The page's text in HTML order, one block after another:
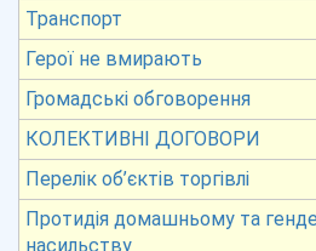
Транспорт
Герої не вмирають
Громадські обговорення
КОЛЕКТИВНІ ДОГОВОРИ
Перелік об’єктів торгівлі
Протидія домашньому та
насильству